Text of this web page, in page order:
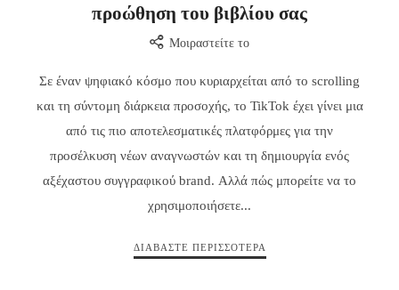
προώθηση του βιβλίου σας
Μοιραστείτε το
Σε έναν ψηφιακό κόσμο που κυριαρχείται από το scrolling
και τη σύντομη διάρκεια προσοχής, το TikTok έχει γίνει μια
από τις πιο αποτελεσματικές πλατφόρμες για την
προσέλκυση νέων αναγνωστών και τη δημιουργία ενός
αξέχαστου συγγραφικού brand. Αλλά πώς μπορείτε να το
χρησιμοποιήσετε...
ΔΙΑΒΆΣΤΕ ΠΕΡΙΣΣΌΤΕΡΑ